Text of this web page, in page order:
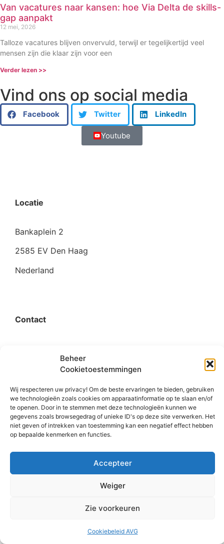
Beheer
Cookietoestemmingen
Wij respecteren uw privacy! Om de beste ervaringen te bieden, gebruiken
we technologieën zoals cookies om apparaatinformatie op te slaan en/of
te openen. Door in te stemmen met deze technologieën kunnen we
gegevens zoals browsegedrag of unieke ID's op deze site verwerken. Het
niet geven of intrekken van toestemming kan een negatief effect hebben
op bepaalde kenmerken en functies.
Accepteer
Weiger
Zie voorkeuren
Cookiebeleid AVG
Van vacatures naar kansen: hoe Via Delta de skills-
gap aanpakt
12 mei, 2026
Talloze vacatures blijven onvervuld, terwijl er tegelijkertijd veel
mensen zijn die klaar zijn voor een
Verder lezen >>
Vind ons op social media
Facebook Twitter LinkedIn
Youtube
Locatie
Bankaplein 2
2585 EV Den Haag
Nederland
Contact
+31 6 53124595
Social